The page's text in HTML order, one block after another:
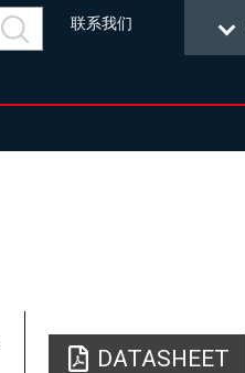
联系我们
DATASHEET